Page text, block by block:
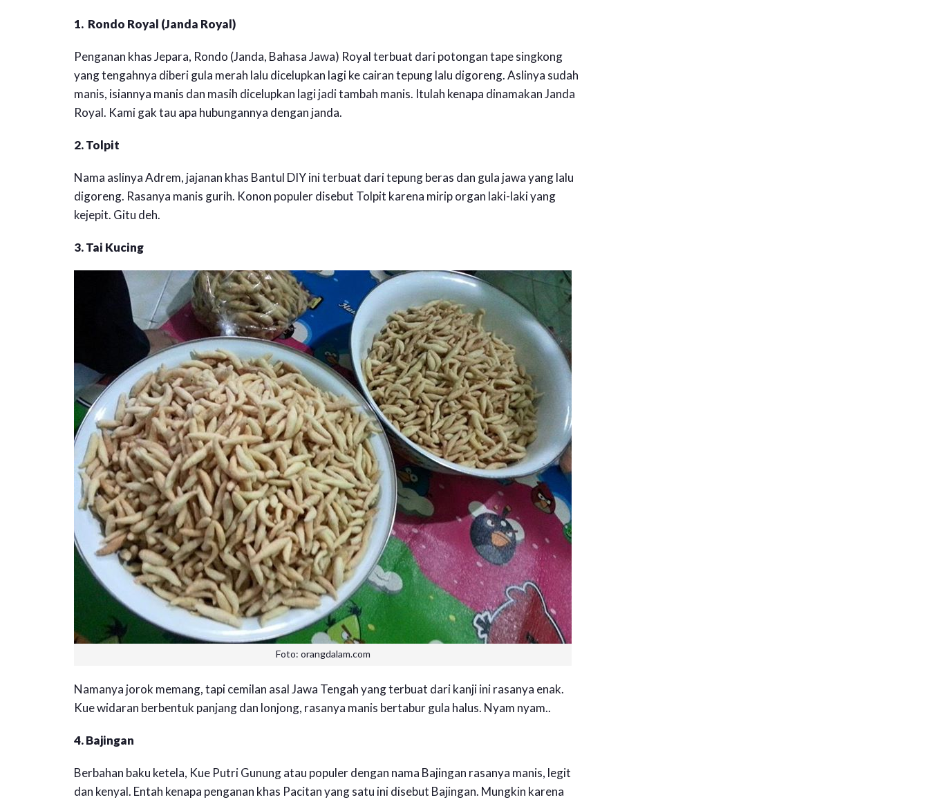
1. Rondo Royal (Janda Royal)
Penganan khas Jepara, Rondo (Janda, Bahasa Jawa) Royal terbuat dari potongan tape singkong
yang tengahnya diberi gula merah lalu dicelupkan lagi ke cairan tepung lalu digoreng. Aslinya sudah
manis, isiannya manis dan masih dicelupkan lagi jadi tambah manis. Itulah kenapa dinamakan Janda
Royal. Kami gak tau apa hubungannya dengan janda.
2. Tolpit
Nama aslinya Adrem, jajanan khas Bantul DIY ini terbuat dari tepung beras dan gula jawa yang lalu
digoreng. Rasanya manis gurih. Konon populer disebut Tolpit karena mirip organ laki-laki yang
kejepit. Gitu deh.
3. Tai Kucing
Foto: orangdalam.com
Namanya jorok memang, tapi cemilan asal Jawa Tengah yang terbuat dari kanji ini rasanya enak.
Kue widaran berbentuk panjang dan lonjong, rasanya manis bertabur gula halus. Nyam nyam..
4. Bajingan
Berbahan baku ketela, Kue Putri Gunung atau populer dengan nama Bajingan rasanya manis, legit
dan kenyal. Entah kenapa penganan khas Pacitan yang satu ini disebut Bajingan. Mungkin karena